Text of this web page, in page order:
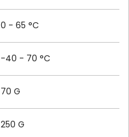
0 - 65 °C
-40 - 70 °C
70 G
250 G